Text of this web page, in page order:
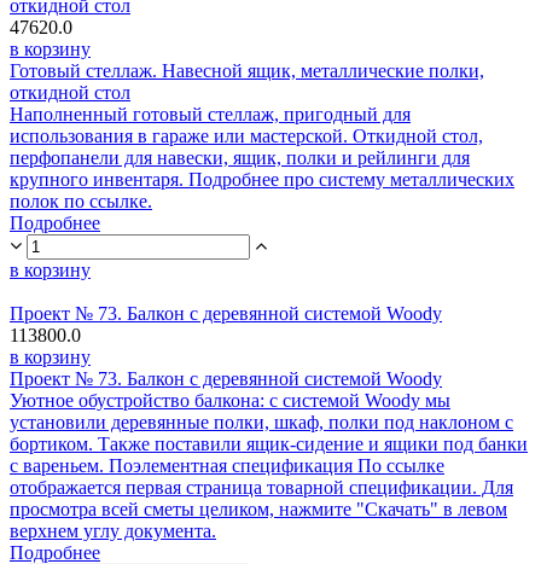
откидной стол
47620.0
в корзину
Готовый стеллаж. Навесной ящик, металлические полки,
откидной стол
Наполненный готовый стеллаж, пригодный для
использования в гараже или мастерской. Откидной стол,
перфопанели для навески, ящик, полки и рейлинги для
крупного инвентаря. Подробнее про систему металлических
полок по ссылке.
Подробнее
в корзину
Проект № 73. Балкон с деревянной системой Woody
113800.0
в корзину
Проект № 73. Балкон с деревянной системой Woody
Уютное обустройство балкона: с системой Woody мы
установили деревянные полки, шкаф, полки под наклоном с
бортиком. Также поставили ящик-сидение и ящики под банки
с вареньем. Поэлементная спецификация По ссылке
отображается первая страница товарной спецификации. Для
просмотра всей сметы целиком, нажмите "Скачать" в левом
верхнем углу документа.
Подробнее